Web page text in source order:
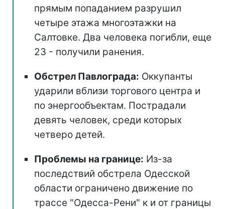
прямым попаданием разрушил
четыре этажа многоэтажки на
Салтовке. Два человека погибли, еще
23 - получили ранения.
Обстрел Павлограда: Оккупанты
ударили вблизи торгового центра и
по энергообъектам. Пострадали
девять человек, среди которых
четверо детей.
Проблемы на границе: Из-за
последствий обстрела Одесской
области ограничено движение по
трассе "Одесса-Рени" к и от границы